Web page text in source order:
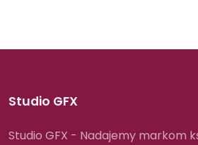
Studio GFX
Studio GFX - Nadajemy markom